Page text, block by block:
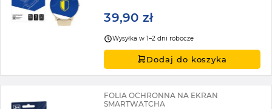
39,90 zł
Wysyłka w 1–2 dni robocze
Dodaj do koszyka
FOLIA OCHRONNA NA EKRAN
SMARTWATCHA